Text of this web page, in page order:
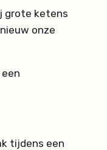
grote ketens
onze
tijdens een